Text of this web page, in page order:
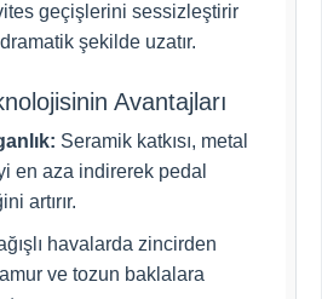
geçişlerini sessizleştirir
şekilde uzatır.
Avantajları
Seramik katkısı, metal
en aza indirerek pedal
artırır.
havalarda zincirden
ve tozun baklalara